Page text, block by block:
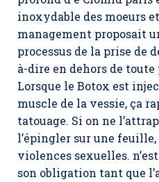
inoxydable des moeurs
management proposait
processus de la prise de
à-dire en dehors de
Lorsque le Botox est
muscle de la vessie, ça
tatouage. Si on ne
l’épingler sur une
violences sexuelles.
son obligation tant que